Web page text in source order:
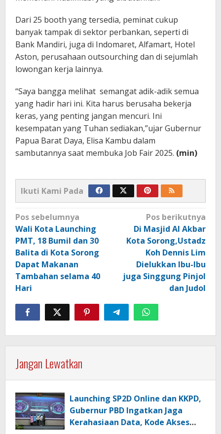
Dari 25 booth yang tersedia, peminat cukup
banyak tampak di sektor perbankan, seperti di
Bank Mandiri, juga di Indomaret, Alfamart, Hotel
Aston, perusahaan outsourching dan di sejumlah
lowongan kerja lainnya.
“Saya bangga melihat semangat adik-adik semua
yang hadir hari ini. Kita harus berusaha bekerja
keras, yang penting jangan mencuri. Ini
kesempatan yang Tuhan sediakan,”ujar Gubernur
Papua Barat Daya, Elisa Kambu dalam
sambutannya saat membuka Job Fair 2025. (min)
Ikuti Kami Pada
Navigasi
pos
Pos sebelumnya
Wali Kota Launching
PMT, 18 Bumil dan 30
Balita di Kota Sorong
Dapat Makanan
Tambahan selama 40
Hari
Pos berikutnya
Di Masjid Al Akbar
Kota Sorong,Ustadz
Koh Dennis Lim
Dielukkan Ibu-Ibu
juga Singgung Pinjol
dan Judol
Jangan Lewatkan
Launching SP2D Online dan KKPD,
Gubernur PBD Ingatkan Jaga
Kerahasiaan Data, Kode Akses